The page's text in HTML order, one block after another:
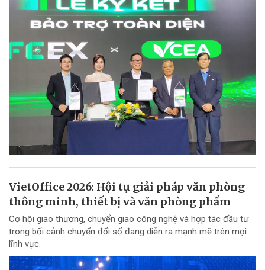
VietOffice 2026: Hội tụ giải pháp văn phòng
thông minh, thiết bị và văn phòng phẩm
Cơ hội giao thương, chuyển giao công nghệ và hợp tác đầu tư
trong bối cảnh chuyển đổi số đang diễn ra mạnh mẽ trên mọi
lĩnh vực.